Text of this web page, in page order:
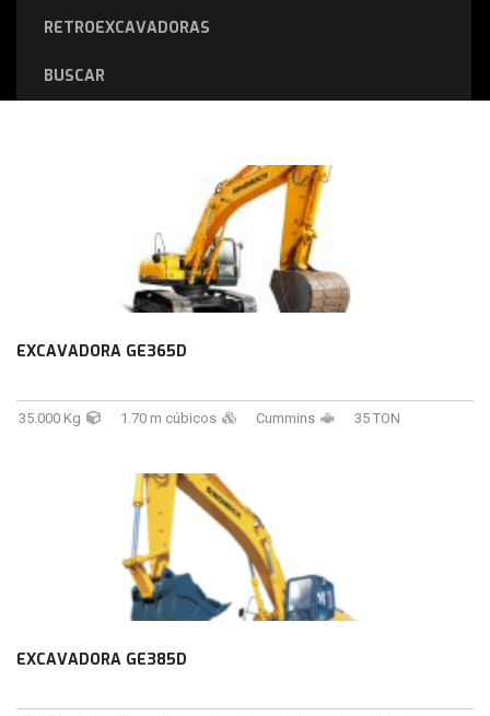
RETROEXCAVADORAS
BUSCAR
EXCAVADORA GE365D
35.000 Kg 1.70 m cúbicos Cummins 35 TON
EXCAVADORA GE385D